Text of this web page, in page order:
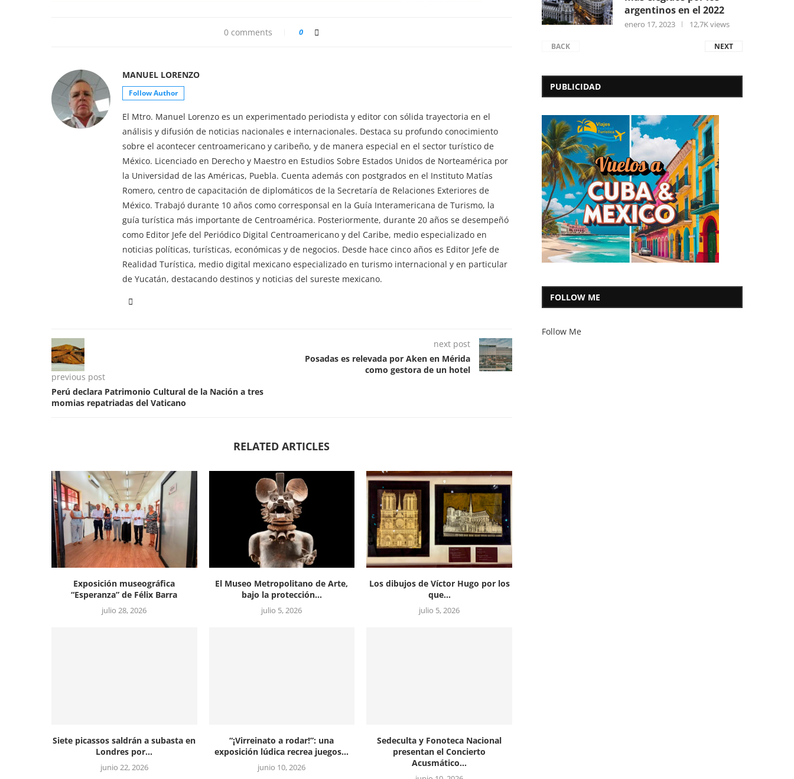
0 comments 0
MANUEL LORENZO
Follow Author
El Mtro. Manuel Lorenzo es un experimentado periodista y editor con sólida trayectoria en el
análisis y difusión de noticias nacionales e internacionales. Destaca su profundo conocimiento
sobre el acontecer centroamericano y caribeño, y de manera especial en el sector turístico de
México. Licenciado en Derecho y Maestro en Estudios Sobre Estados Unidos de Norteamérica por
la Universidad de las Américas, Puebla. Cuenta además con postgrados en el Instituto Matías
Romero, centro de capacitación de diplomáticos de la Secretaría de Relaciones Exteriores de
México. Trabajó durante 10 años como corresponsal en la Guía Interamericana de Turismo, la
guía turística más importante de Centroamérica. Posteriormente, durante 20 años se desempeñó
como Editor Jefe del Periódico Digital Centroamericano y del Caribe, medio especializado en
noticias políticas, turísticas, económicas y de negocios. Desde hace cinco años es Editor Jefe de
Realidad Turística, medio digital mexicano especializado en turismo internacional y en particular
de Yucatán, destacando destinos y noticias del sureste mexicano.
previous post
Perú declara Patrimonio Cultural de la Nación a tres
momias repatriadas del Vaticano
next post
Posadas es relevada por Aken en Mérida
como gestora de un hotel
RELATED ARTICLES
Exposición museográfica
“Esperanza” de Félix Barra
julio 28, 2026
El Museo Metropolitano de Arte,
bajo la protección...
julio 5, 2026
Los dibujos de Víctor Hugo por los
que...
julio 5, 2026
Siete picassos saldrán a subasta en
Londres por...
junio 22, 2026
“¡Virreinato a rodar!”: una
exposición lúdica recrea juegos...
junio 10, 2026
Sedeculta y Fonoteca Nacional
presentan el Concierto
Acusmático...
argentinos en el 2022
enero 17, 2023 12,7K views
BACK NEXT
PUBLICIDAD
FOLLOW ME
Follow Me